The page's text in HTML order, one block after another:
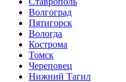
Волгоград
Пятигорск
Вологда
Кострома
Томск
Череповец
Нижний Тагил